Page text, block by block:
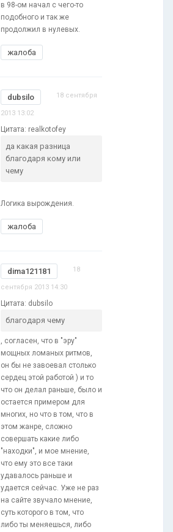
в 98-ом начал с чего-то
подобного и так же
продолжил в нулевых.
жалоба
dubsilo 18 сентября
2013 13:02
Цитата: realkotofey
да какая разница
благодаря кому или
чему
Логика вырождения.
жалоба
dima121181 18
сентября 2013 14:30
Цитата: dubsilo
благодаря чему
, согласен, что в "эру"
мощных ломаных ритмов,
он бы не завоевал столько
сердец этой работой ) и то
что он делал раньше, было и
остается примером для
многих, но что в том, что в
этом жанре, сложно
совершать какие либо
"находки", и мое мнение,
что ему это все таки
удавалось раньше и
удается сейчас. Уже не раз
на сайте звучало мнение,
суть которого в том, что
либо ты меняешься, либо